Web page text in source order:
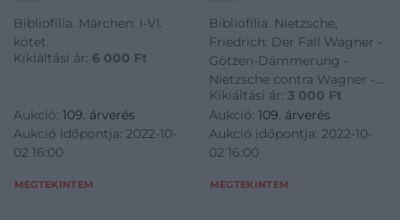
Bibliofília. Märchen. I-VI.
kötet.
Kikiáltási ár: 6 000 Ft
Aukció: 109. árverés
Aukció időpontja: 2022-10-
02 16:00
MEGTEKINTEM
Wagner – Umwerthung
aller Werthe (I. Buch:
Der Antichrist).
Bibliofília. Nietzsche,
Friedrich: Der Fall Wagner -
Götzen-Dämmerung -
Nietzsche contra Wagner -
Umwerthung aller Werthe
(I. Buch: Der Antichrist).
Kikiáltási ár: 3 000 Ft
Aukció: 109. árverés
Aukció időpontja: 2022-10-
02 16:00
MEGTEKINTEM